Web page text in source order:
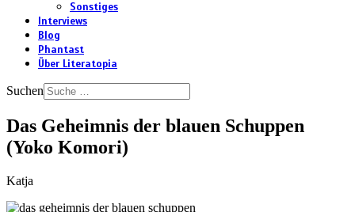
Sonstiges
Interviews
Blog
Phantast
Über Literatopia
Suchen
Das Geheimnis der blauen Schuppen
(Yoko Komori)
Katja